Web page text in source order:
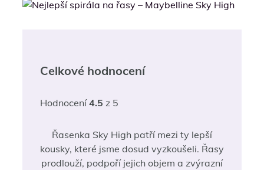
Celkové hodnocení
Hodnocení4.5 z 5
Řasenka Sky High patří mezi ty lepší
kousky, které jsme dosud vyzkoušeli. Řasy
prodlouží, podpoří jejich objem a zvýrazní